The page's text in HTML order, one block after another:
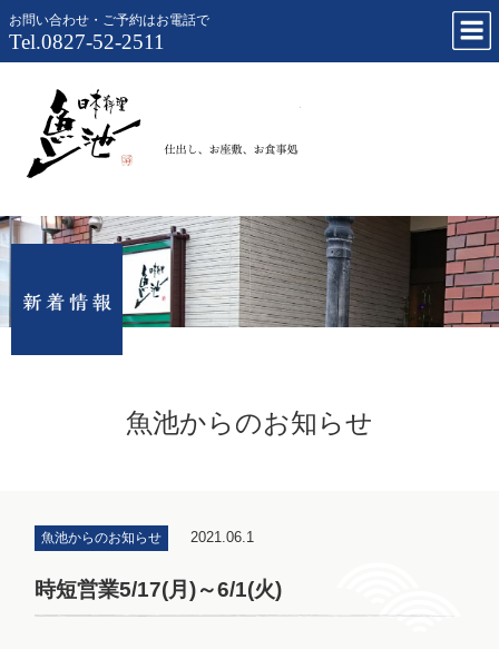
お問い合わせ・ご予約はお電話で
Tel.0827-52-2511
魚池からのお知らせ
魚池からのお知らせ 2021.06.1
時短営業5/17(月)～6/1(火)